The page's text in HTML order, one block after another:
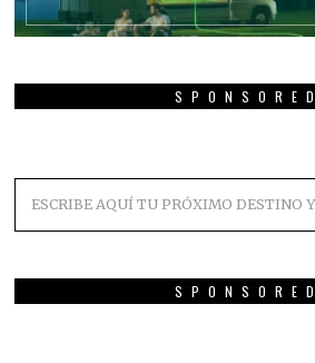
SPONSORED
SPONSORED